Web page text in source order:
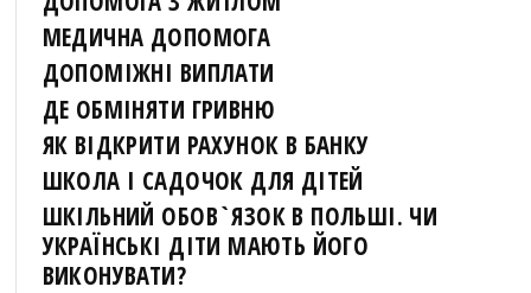
МЕДИЧНА ДОПОМОГА
ДОПОМІЖНІ ВИПЛАТИ
ДЕ ОБМІНЯТИ ГРИВНЮ
ЯК ВІДКРИТИ РАХУНОК В БАНКУ
ШКОЛА І САДОЧОК ДЛЯ ДІТЕЙ
ШКІЛЬНИЙ ОБОВ`ЯЗОК В ПОЛЬШІ. ЧИ
УКРАЇНСЬКІ ДІТИ МАЮТЬ ЙОГО
ВИКОНУВАТИ?